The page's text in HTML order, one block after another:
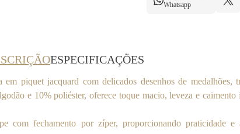
Whatsapp
ESPECIFICAÇÕES
piquet jacquard com delicados desenhos de medalhões,
e 10% poliéster, oferece toque macio, leveza e
com fechamento por zíper, proporcionando praticidade e